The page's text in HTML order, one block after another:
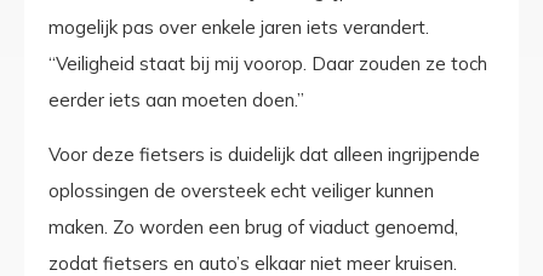
mogelijk pas over enkele jaren iets verandert.
“Veiligheid staat bij mij voorop. Daar zouden ze toch
eerder iets aan moeten doen.”
Voor deze fietsers is duidelijk dat alleen ingrijpende
oplossingen de oversteek echt veiliger kunnen
maken. Zo worden een brug of viaduct genoemd,
zodat fietsers en auto’s elkaar niet meer kruisen.